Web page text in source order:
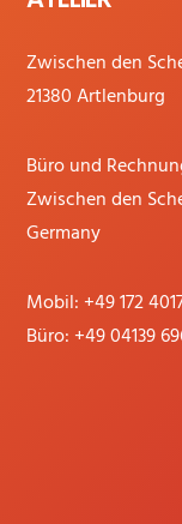
Zwischen den
21380 Artlenburg
Büro und
Zwischen den
Germany
Mobil: +49 172
Büro: +49 04139